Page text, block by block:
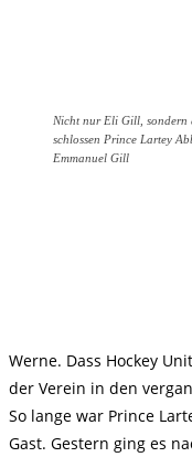
Nicht nur Eli Gill, sondern
schlossen Prince Lartey
Emmanuel Gill
Werne. Dass Hockey
der Verein in den
So lange war Prince
Gast. Gestern ging es